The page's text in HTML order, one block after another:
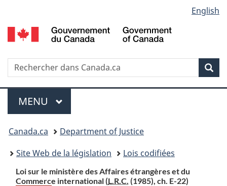
au
contenu
propos
de
la
HTML
simplifiée
selection
English
Recherche
Menu
MENU PRINCIPAL
You
are
here:
Canada.ca
Department of Justice
Site Web de la législation
Lois codifiées
Loi sur le ministère des Affaires étrangères et du
Commerce international (L.R.C. (1985), ch. E-22)